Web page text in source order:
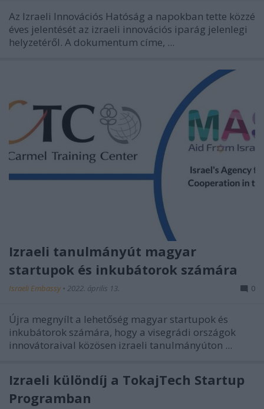
Az Izraeli Innovációs Hatóság a napokban tette közzé
éves jelentését az izraeli innovációs iparág jelenlegi
helyzetéről. A dokumentum címe, ...
Izraeli tanulmányút magyar
startupok és inkubátorok számára
Israeli Embassy • 2022. április 13. 0
Újra megnyílt a lehetőség magyar startupok és
inkubátorok számára, hogy a visegrádi országok
innovátoraival közösen izraeli tanulmányúton ...
Izraeli különdíj a TokajTech Startup
Programban